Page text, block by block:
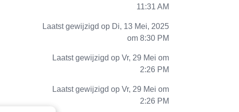
11:31 AM
Laatst gewijzigd op Di, 13 Mei, 2025
om 8:30 PM
Laatst gewijzigd op Vr, 29 Mei om
2:26 PM
Laatst gewijzigd op Vr, 29 Mei om
2:26 PM